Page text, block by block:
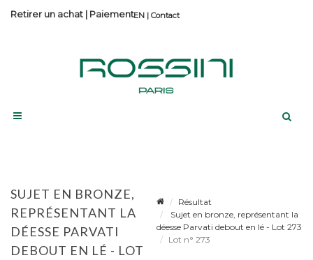
Contact
Retirer un achat | Paiement
SUJET EN BRONZE,
REPRÉSENTANT LA
DÉESSE PARVATI
DEBOUT EN LÉ - LOT
Résultat
Sujet en bronze, représentant la
déesse Parvati debout en lé - Lot 273
Lot n° 273